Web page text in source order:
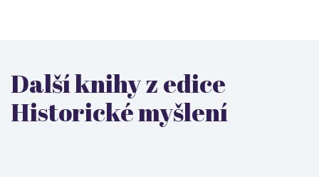
Další knihy z edice
Historické myšlení